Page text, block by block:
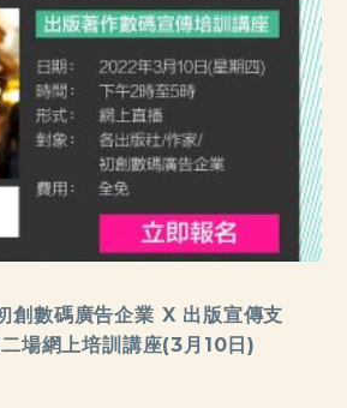
創數碼廣告企業 X 出版宣傳支
場網上培訓講座(3月10日)